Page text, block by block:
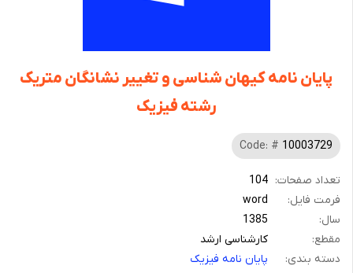
پایان نامه کیهان شناسی و تغییر نشانگان متریک
رشته فیزیک
Code: # 10003729
تعداد صفحات: 104
فرمت فایل:
word
سال:
1385
مقطع:
کارشناسی ارشد
دسته بندی:
پایان نامه فیزیک